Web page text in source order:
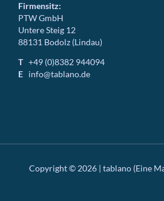
Firmensitz:
PTW GmbH
Untere Steig 12
88131 Bodolz (Lindau)
T+49 (0)8382 944094
E info@tablano.de
Copyright © 2026 | tablano (Eine